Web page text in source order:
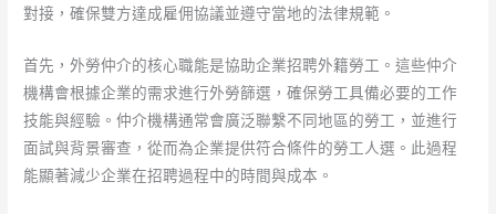
對接，確保雙方達成雇佣協議並遵守當地的法律規範。
首先，外勞仲介的核心職能是協助企業招聘外籍勞工。這些仲介
機構會根據企業的需求進行外勞篩選，確保勞工具備必要的工作
技能與經驗。仲介機構通常會廣泛聯繫不同地區的勞工，並進行
面試與背景審查，從而為企業提供符合條件的勞工人選。此過程
能顯著減少企業在招聘過程中的時間與成本。